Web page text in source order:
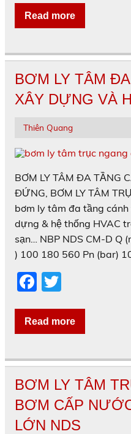
c
e
b
o
o
itt
er
Read more
BƠM LY TÂM
XÂY DỰNG VÀ
Thiên Quang
BƠM LY TÂM ĐA TẦNG
ĐỨNG, BƠM LY TÂM
bơm ly tâm đa tầng
dựng & hệ thống HVAC
sạn… NBP NDS CM-D Q
) 100 180 560 Pn (bar)
F
c
e
b
o
o
k
itt
er
Read more
BƠM LY TÂM
BƠM CẤP
LỚN NDS